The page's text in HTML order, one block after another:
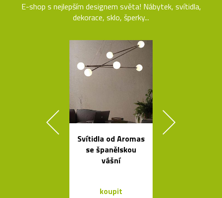
E-shop s nejlepším designem světa! Nábytek, svítidla,
dekorace, sklo, šperky...
Svítidla od Aromas
se španělskou
vášní
koupit